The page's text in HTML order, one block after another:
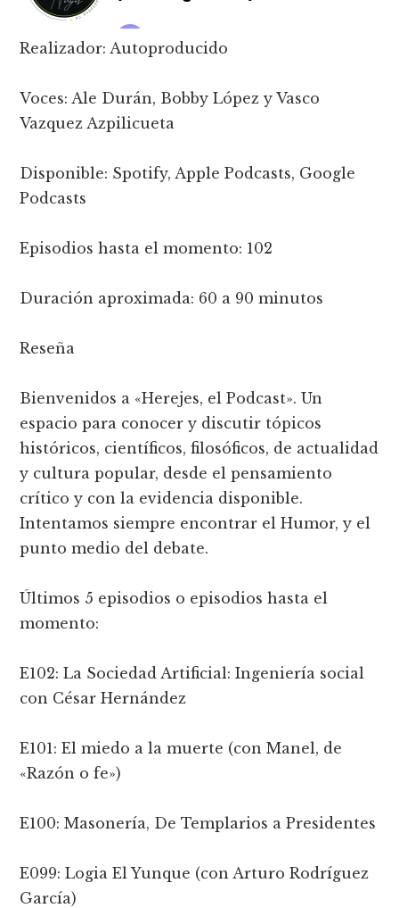
Realizador: Autoproducido
Voces: Ale Durán, Bobby López y Vasco
Vazquez Azpilicueta
Disponible: Spotify, Apple Podcasts, Google
Podcasts
Episodios hasta el momento: 102
Duración aproximada: 60 a 90 minutos
Reseña
Bienvenidos a «Herejes, el Podcast». Un
espacio para conocer y discutir tópicos
históricos, científicos, filosóficos, de actualidad
y cultura popular, desde el pensamiento
crítico y con la evidencia disponible.
Intentamos siempre encontrar el Humor, y el
punto medio del debate.
Últimos 5 episodios o episodios hasta el
momento:
E102: La Sociedad Artificial: Ingeniería social
con César Hernández
E101: El miedo a la muerte (con Manel, de
«Razón o fe»)
E100: Masonería, De Templarios a Presidentes
E099: Logia El Yunque (con Arturo Rodríguez
García)